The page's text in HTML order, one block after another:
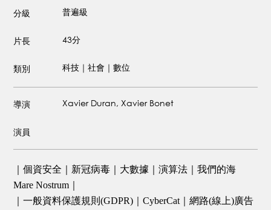
分級 普遍級
片長 43分
類別 科技｜社會｜數位
導演 Xavier Duran, Xavier Bonet
演員
｜個資安全｜新冠病毒｜大數據｜演算法｜我們的海
Mare Nostrum｜
｜一般資料保護規則(GDPR)｜CyberCat｜網路(線上)廣告